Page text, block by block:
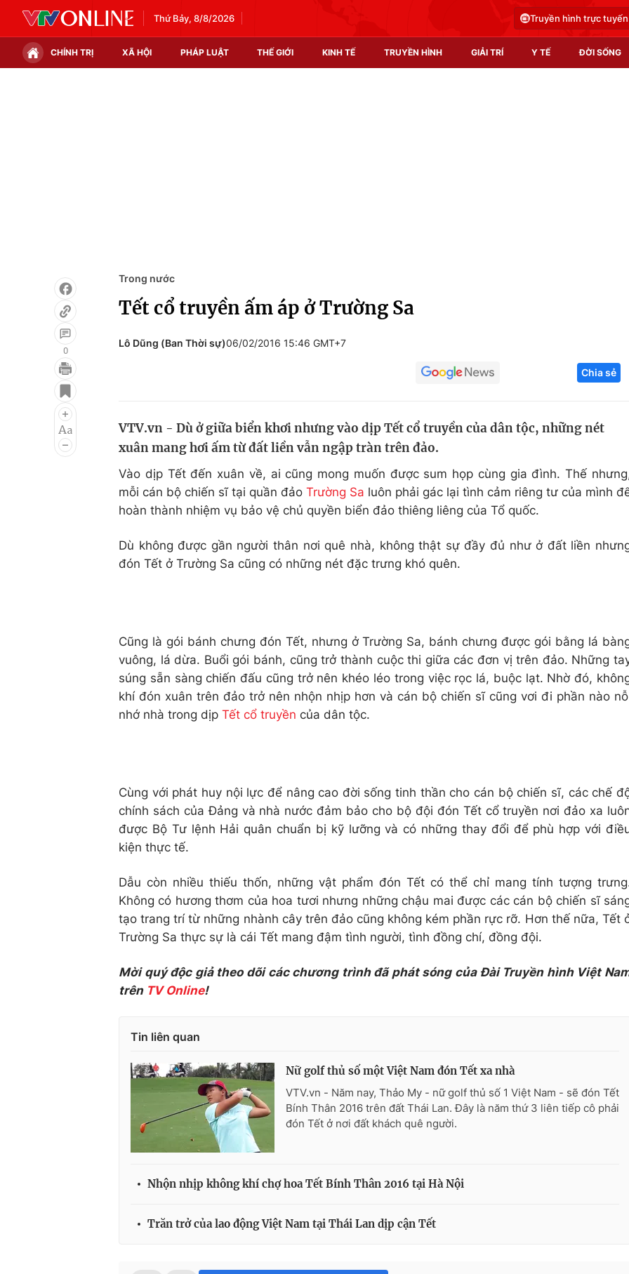
Thứ Bảy, 8/8/2026 Truyền hình trực tuyến
CHÍNH TRỊ XÃ HỘI PHÁP LUẬT THẾ GIỚI KINH TẾ TRUYỀN HÌNH GIẢI TRÍ Y TẾ ĐỜI SỐNG
Điện ảnh
Âm nhạc
Làm đẹp
Học trực tuyến
Công nghệ
Sản phẩm
Tư vấn
0
Trong nước
Tết cổ truyền ấm áp ở Trường Sa
Lô Dũng (Ban Thời sự)06/02/2016 15:46 GMT+7
Chia sẻ
VTV.vn - Dù ở giữa biển khơi nhưng vào dịp Tết cổ truyền của dân tộc, những nét
xuân mang hơi ấm từ đất liền vẫn ngập tràn trên đảo.
Vào dịp Tết đến xuân về, ai cũng mong muốn được sum họp cùng gia đình. Thế
mỗi cán bộ chiến sĩ tại quần đảo Trường Sa luôn phải gác lại tình cảm riêng tư của mình
hoàn thành nhiệm vụ bảo vệ chủ quyền biển đảo thiêng liêng của Tổ quốc.
Dù không được gần người thân nơi quê nhà, không thật sự đầy đủ như ở đất liền
đón Tết ở Trường Sa cũng có những nét đặc trưng khó quên.
Cũng là gói bánh chưng đón Tết, nhưng ở Trường Sa, bánh chưng được gói bằng lá
vuông, lá dừa. Buổi gói bánh, cũng trở thành cuộc thi giữa các đơn vị trên đảo. Những
súng sẵn sàng chiến đấu cũng trở nên khéo léo trong việc rọc lá, buộc lạt. Nhờ đó,
khí đón xuân trên đảo trở nên nhộn nhịp hơn và cán bộ chiến sĩ cũng vơi đi phần nào
nhớ nhà trong dịp Tết cổ truyền của dân tộc.
Cùng với phát huy nội lực để nâng cao đời sống tinh thần cho cán bộ chiến sĩ, các chế
chính sách của Đảng và nhà nước đảm bảo cho bộ đội đón Tết cổ truyền nơi đảo xa
được Bộ Tư lệnh Hải quân chuẩn bị kỹ lưỡng và có những thay đổi để phù hợp với
kiện thực tế.
Dẫu còn nhiều thiếu thốn, những vật phẩm đón Tết có thể chỉ mang tính tượng
Không có hương thơm của hoa tươi nhưng những chậu mai được các cán bộ chiến sĩ
tạo trang trí từ những nhành cây trên đảo cũng không kém phần rực rỡ. Hơn thế nữa, Tết
Trường Sa thực sự là cái Tết mang đậm tình người, tình đồng chí, đồng đội.
Mời quý độc giả theo dõi các chương trình đã phát sóng của Đài Truyền hình Việt
trên TV Online!
Tin liên quan
Nữ golf thủ số một Việt Nam đón Tết xa nhà
VTV.vn - Năm nay, Thảo My - nữ golf thủ số 1 Việt Nam - sẽ đón Tết
Bính Thân 2016 trên đất Thái Lan. Đây là năm thứ 3 liên tiếp cô phải
đón Tết ở nơi đất khách quê người.
Nhộn nhịp không khí chợ hoa Tết Bính Thân 2016 tại Hà Nội
Trăn trở của lao động Việt Nam tại Thái Lan dịp cận Tết